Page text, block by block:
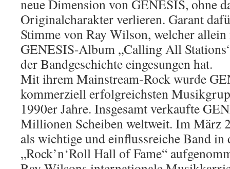
neue Dimension von GENESIS, ohne
Originalcharakter verlieren. Garant
Stimme von Ray Wilson, welcher
GENESIS-Album „Calling All
der Bandgeschichte eingesungen hat.
Mit ihrem Mainstream-Rock wurde
kommerziell erfolgreichsten
1990er Jahre. Insgesamt verkaufte
Millionen Scheiben weltweit. Im März
als wichtige und einflussreiche Band in
„Rock’n‘Roll Hall of Fame“